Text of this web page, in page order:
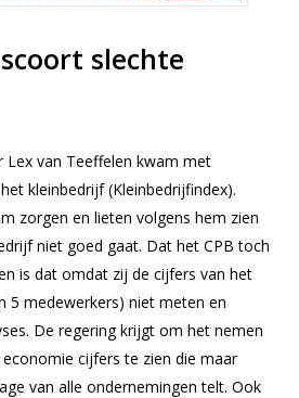
slechte
Lex van Teeffelen kwam met
kleinbedrijf (Kleinbedrijfindex).
zorgen en lieten volgens hem zien
niet goed gaat. Dat het CPB toch
is dat omdat zij de cijfers van het
5 medewerkers) niet meten en
De regering krijgt om het nemen
cijfers te zien die maar
van alle ondernemingen telt. Ook